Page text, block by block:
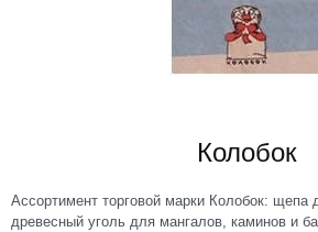
Колобок
Ассортимент торговой марки Колобок: щепа
древесный уголь для мангалов, каминов и